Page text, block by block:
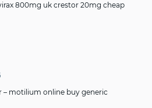
800mg uk crestor 20mg cheap
– motilium online buy generic